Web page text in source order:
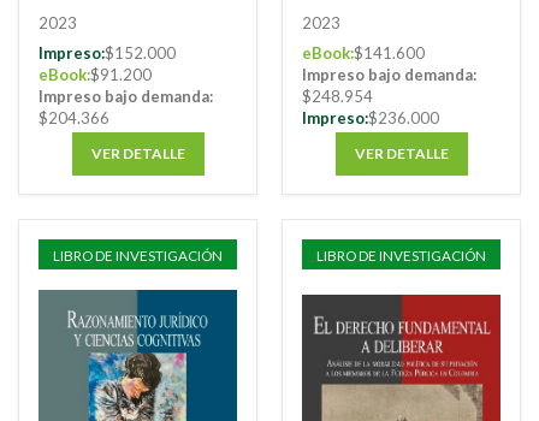
2023
Impreso:$152.000
eBook:$91.200
Impreso bajo demanda:
$204.366
VER DETALLE
2023
eBook:$141.600
Impreso bajo demanda:
$248.954
Impreso:$236.000
VER DETALLE
LIBRO DE INVESTIGACIÓN LIBRO DE INVESTIGACIÓN